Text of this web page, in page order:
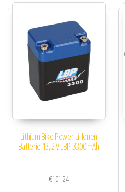
Lithium Bike Power Li-Ionen
Batterie 13,2 V LBP 3300 mAh
€101.24